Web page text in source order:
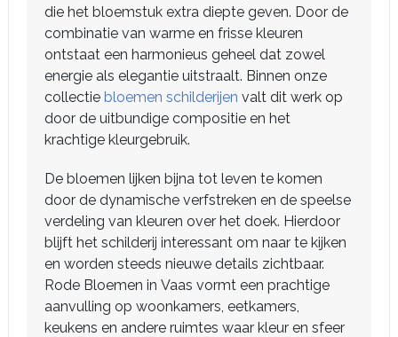
die het bloemstuk extra diepte geven. Door de
combinatie van warme en frisse kleuren
ontstaat een harmonieus geheel dat zowel
energie als elegantie uitstraalt. Binnen onze
collectie bloemen schilderijen valt dit werk op
door de uitbundige compositie en het
krachtige kleurgebruik.
De bloemen lijken bijna tot leven te komen
door de dynamische verfstreken en de speelse
verdeling van kleuren over het doek. Hierdoor
blijft het schilderij interessant om naar te kijken
en worden steeds nieuwe details zichtbaar.
Rode Bloemen in Vaas vormt een prachtige
aanvulling op woonkamers, eetkamers,
keukens en andere ruimtes waar kleur en sfeer